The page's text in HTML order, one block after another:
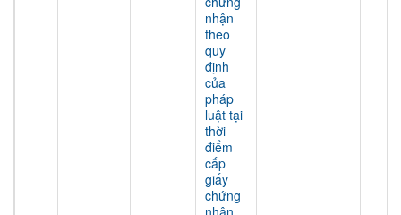
nhận
theo
quy
định
của
pháp
luật tại
thời
điểm
cấp
giấy
chứng
nhận